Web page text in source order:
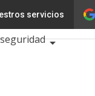
servicios
Ciencia